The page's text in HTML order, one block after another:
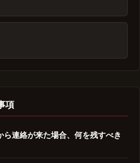
項
ら連絡が来た場合、何を残すべき